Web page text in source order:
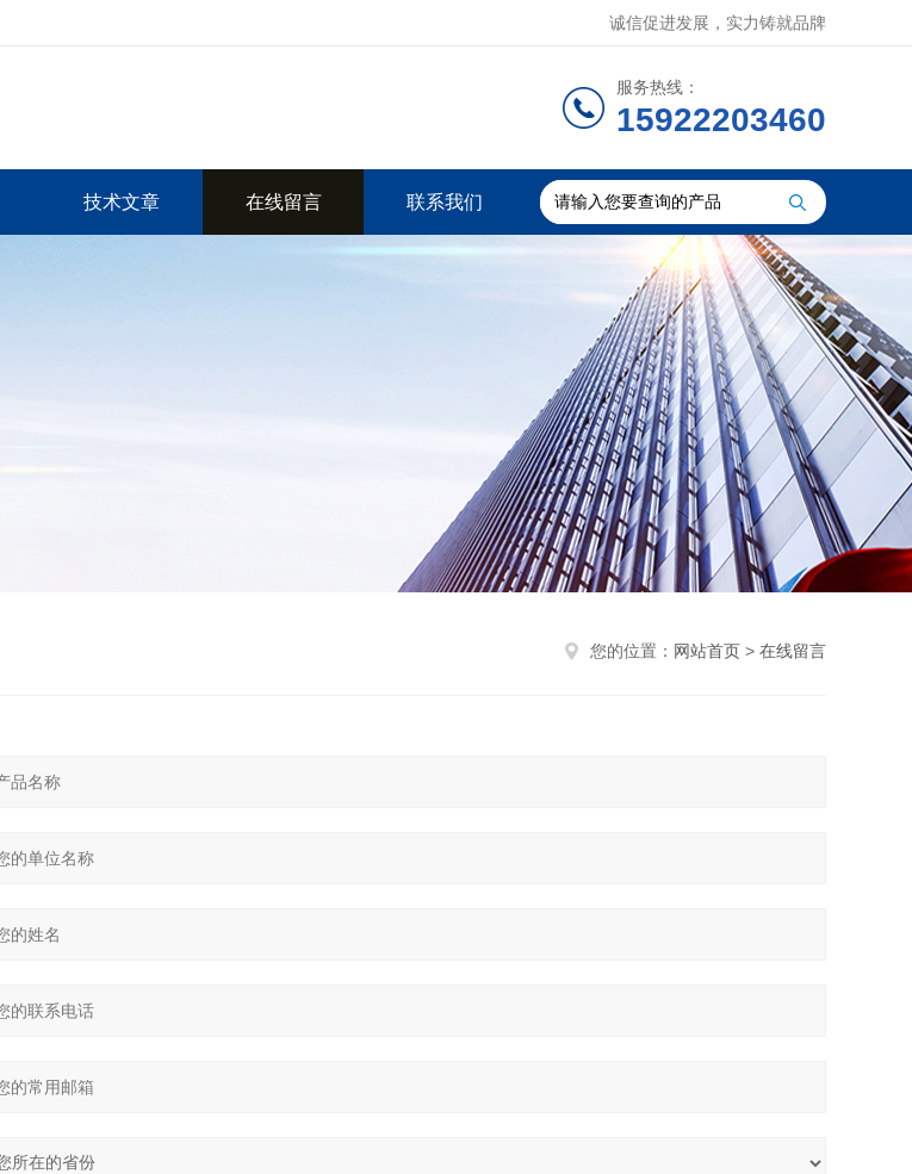
诚信促进发展，实力铸就品牌
服务热线：
15922203460
技术文章 在线留言 联系我们
您的位置： 网站首页 > 在线留言